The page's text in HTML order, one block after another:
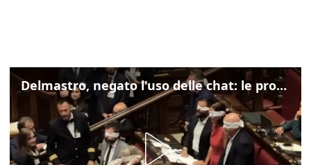
Delmastro, negato l'uso delle chat: le proteste di Avs e M5s